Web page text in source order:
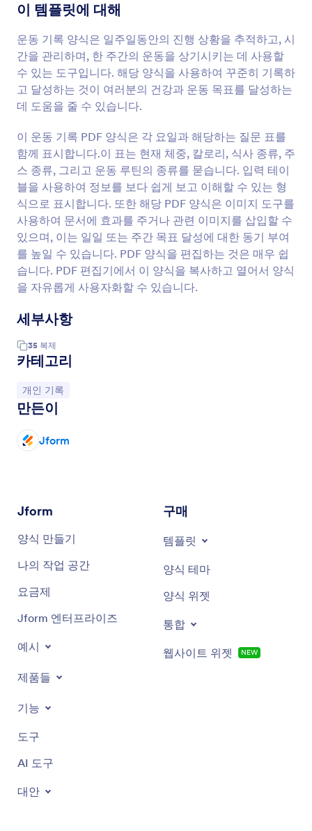
이 템플릿에 대해
운동 기록 양식은 일주일동안의 진행 상황을 추적하고, 시
간을 관리하며, 한 주간의 운동을 상기시키는 데 사용할
수 있는 도구입니다. 해당 양식을 사용하여 꾸준히 기록하
고 달성하는 것이 여러분의 건강과 운동 목표를 달성하는
데 도움을 줄 수 있습니다.
이 운동 기록 PDF 양식은 각 요일과 해당하는 질문 표를
함께 표시합니다.이 표는 현재 체중, 칼로리, 식사 종류, 주
스 종류, 그리고 운동 루틴의 종류를 묻습니다. 입력 테이
블을 사용하여 정보를 보다 쉽게 보고 이해할 수 있는 형
식으로 표시합니다. 또한 해당 PDF 양식은 이미지 도구를
사용하여 문서에 효과를 주거나 관련 이미지를 삽입할 수
있으며, 이는 일일 또는 주간 목표 달성에 대한 동기 부여
를 높일 수 있습니다. PDF 양식을 편집하는 것은 매우 쉽
습니다. PDF 편집기에서 이 양식을 복사하고 열어서 양식
을 자유롭게 사용자화할 수 있습니다.
세부사항
35 복제
카테고리
카테고리로 이동:
개인 기록
만든이
Jform
Jform
양식 만들기
나의 작업 공간
요금제
Jform 엔터프라이즈
예시
제품들
기능
도구
AI 도구
대안
구매
템플릿
양식 테마
양식 위젯
통합
웹사이트 위젯 NEW